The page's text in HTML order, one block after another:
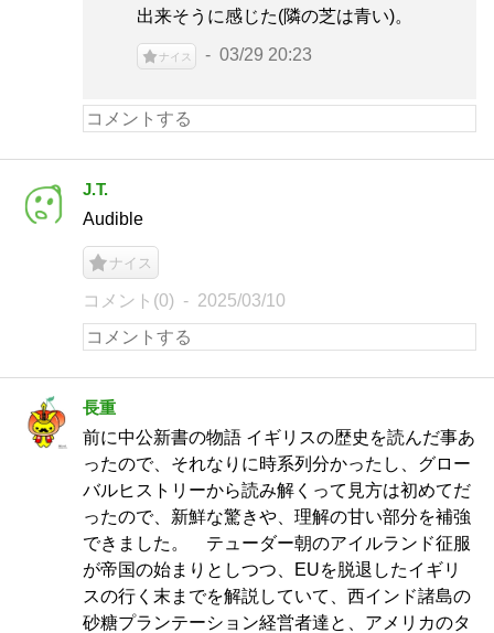
出来そうに感じた(隣の芝は青い)。
ナイス 03/29 20:23
J.T.
Audible
ナイス
コメント(0) 2025/03/10
長重
前に中公新書の物語 イギリスの歴史を読んだ事あ
ったので、それなりに時系列分かったし、グロー
バルヒストリーから読み解くって見方は初めてだ
ったので、新鮮な驚きや、理解の甘い部分を補強
できました。 テューダー朝のアイルランド征服
が帝国の始まりとしつつ、EUを脱退したイギリ
スの行く末までを解説していて、西インド諸島の
砂糖プランテーション経営者達と、アメリカのタ